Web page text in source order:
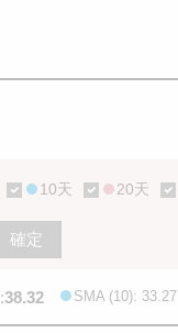
10天 20天
確定
:38.32 SMA (10): 33.27